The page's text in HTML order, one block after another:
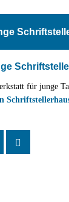
für junge